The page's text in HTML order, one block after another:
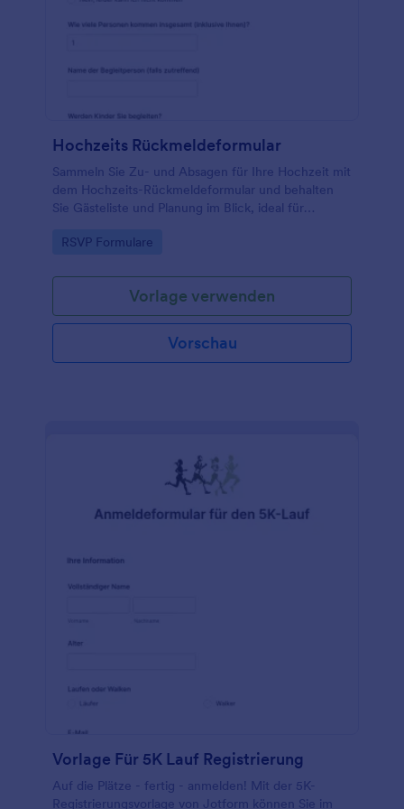
werden Sie im Handumdrehen RSVPs erhalten.
Hochzeits Rückmeldeformular
Sammeln Sie Zu- und Absagen für Ihre Hochzeit mit
dem Hochzeits-Rückmeldeformular und behalten
Sie Gästeliste und Planung im Blick, ideal für
Go to Category:
RSVP Formulare
Vorlage verwenden
Vorschau
Vorlage Für 5K Lauf Registrierung
Auf die Plätze - fertig - anmelden! Mit der 5K-
Registrierungsvorlage von Jotform können Sie im